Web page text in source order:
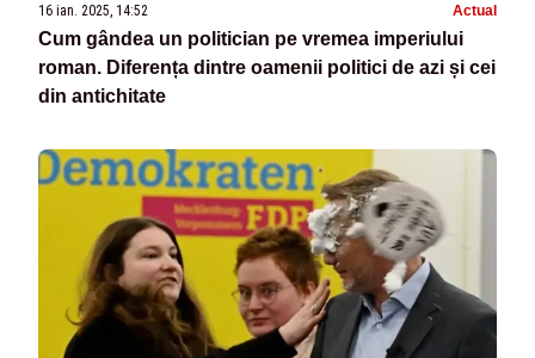
16 ian. 2025, 14:52 Actual
Cum gândea un politician pe vremea imperiului
roman. Diferența dintre oamenii politici de azi și cei
din antichitate